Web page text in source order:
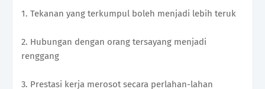
1. Tekanan yang terkumpul boleh menjadi lebih teruk
2. Hubungan dengan orang tersayang menjadi
renggang
3. Prestasi kerja merosot secara perlahan-lahan